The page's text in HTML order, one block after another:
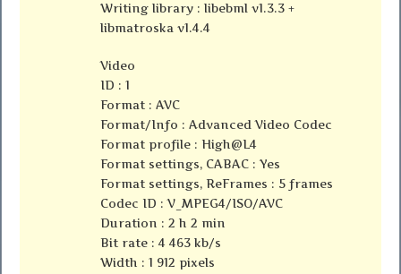
Writing library : libebml v1.3.3 +
libmatroska v1.4.4
Video
ID : 1
Format : AVC
Format/Info : Advanced Video Codec
Format profile : High@L4
Format settings, CABAC : Yes
Format settings, ReFrames : 5 frames
Codec ID : V_MPEG4/ISO/AVC
Duration : 2 h 2 min
Bit rate : 4 463 kb/s
Width : 1 912 pixels